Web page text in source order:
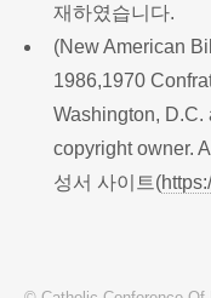
재하였습니다.
(New American
1986,1970
Washington, D.C.
copyright owner.
성서 사이트(